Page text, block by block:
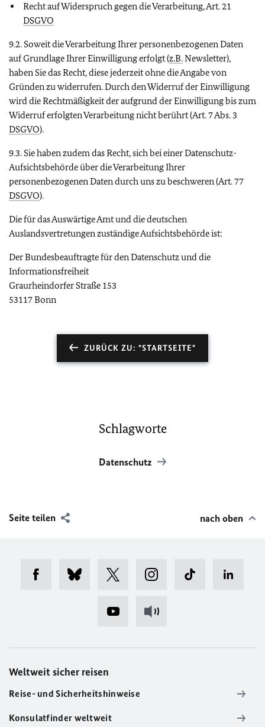
Recht auf Widerspruch gegen die Verarbeitung, Art. 21
DSGVO
9.2. Soweit die Verarbeitung Ihrer personenbezogenen Daten
auf Grundlage Ihrer Einwilligung erfolgt (z.B.Newsletter),
haben Sie das Recht, diese jederzeit ohne die Angabe von
Gründen zu widerrufen. Durch den Widerruf der Einwilligung
wird die Rechtmäßigkeit der aufgrund der Einwilligung bis zum
Widerruf erfolgten Verarbeitung nicht berührt (Art. 7 Abs. 3
DSGVO).
9.3. Sie haben zudem das Recht, sich bei einer Datenschutz-
Aufsichtsbehörde über die Verarbeitung Ihrer
personenbezogenen Daten durch uns zu beschweren (Art. 77
DSGVO).
Die für das Auswärtige Amt und die deutschen
Auslandsvertretungen zuständige Aufsichtsbehörde ist:
Der Bundesbeauftragte für den Datenschutz und die
Informationsfreiheit
Graurheindorfer Straße 153
53117 Bonn
ZURÜCK ZU: "STARTSEITE"
Schlagworte
Datenschutz
Seite teilen nach oben
Weltweit sicher reisen
Reise- und Sicherheitshinweise
Konsulatfinder weltweit